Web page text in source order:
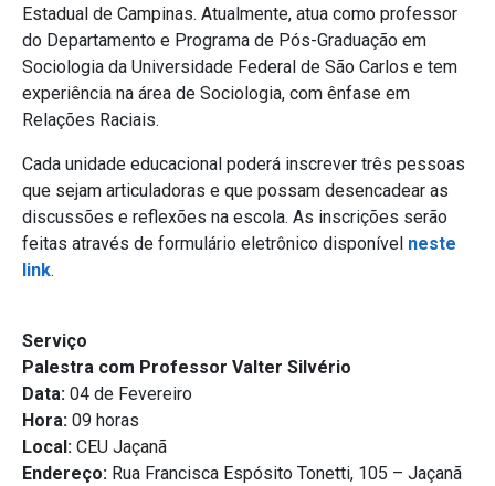
Estadual de Campinas. Atualmente, atua como professor
do Departamento e Programa de Pós-Graduação em
Sociologia da Universidade Federal de São Carlos e tem
experiência na área de Sociologia, com ênfase em
Relações Raciais.
Cada unidade educacional poderá inscrever três pessoas
que sejam articuladoras e que possam desencadear as
discussões e reflexões na escola. As inscrições serão
feitas através de formulário eletrônico disponível neste
link.
Serviço
Palestra com Professor Valter Silvério
Data: 04 de Fevereiro
Hora: 09 horas
Local: CEU Jaçanã
Endereço: Rua Francisca Espósito Tonetti, 105 – Jaçanã